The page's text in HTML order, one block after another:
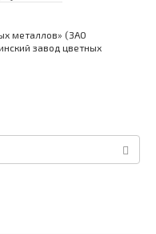
металлов» (ЗАО
завод цветных